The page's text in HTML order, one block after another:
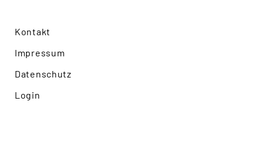
Kontakt
Impressum
Datenschutz
Login